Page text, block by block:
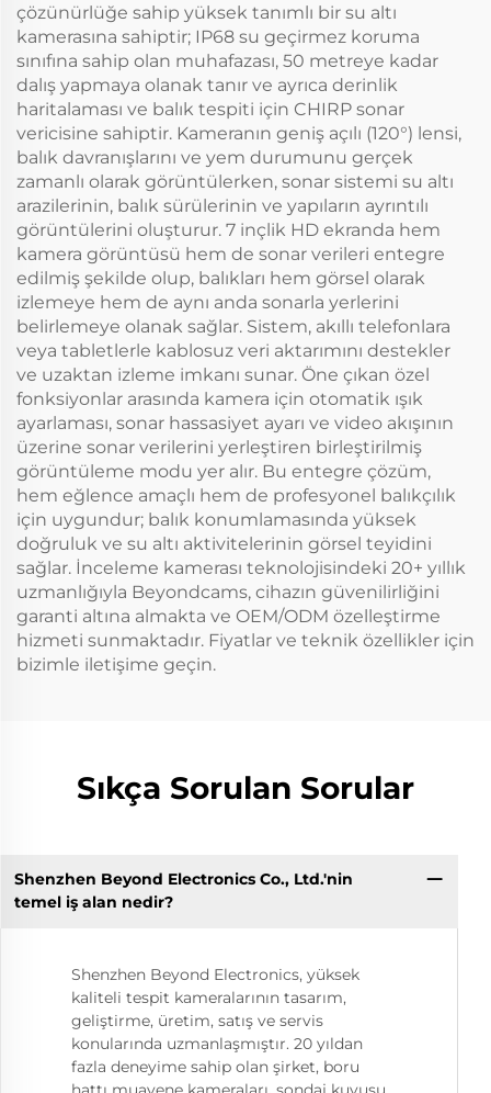
çözünürlüğe sahip yüksek tanımlı bir su altı
kamerasına sahiptir; IP68 su geçirmez koruma
sınıfına sahip olan muhafazası, 50 metreye kadar
dalış yapmaya olanak tanır ve ayrıca derinlik
haritalaması ve balık tespiti için CHIRP sonar
vericisine sahiptir. Kameranın geniş açılı (120°) lensi,
balık davranışlarını ve yem durumunu gerçek
zamanlı olarak görüntülerken, sonar sistemi su altı
arazilerinin, balık sürülerinin ve yapıların ayrıntılı
görüntülerini oluşturur. 7 inçlik HD ekranda hem
kamera görüntüsü hem de sonar verileri entegre
edilmiş şekilde olup, balıkları hem görsel olarak
izlemeye hem de aynı anda sonarla yerlerini
belirlemeye olanak sağlar. Sistem, akıllı telefonlara
veya tabletlerle kablosuz veri aktarımını destekler
ve uzaktan izleme imkanı sunar. Öne çıkan özel
fonksiyonlar arasında kamera için otomatik ışık
ayarlaması, sonar hassasiyet ayarı ve video akışının
üzerine sonar verilerini yerleştiren birleştirilmiş
görüntüleme modu yer alır. Bu entegre çözüm,
hem eğlence amaçlı hem de profesyonel balıkçılık
için uygundur; balık konumlamasında yüksek
doğruluk ve su altı aktivitelerinin görsel teyidini
sağlar. İnceleme kamerası teknolojisindeki 20+ yıllık
uzmanlığıyla Beyondcams, cihazın güvenilirliğini
garanti altına almakta ve OEM/ODM özelleştirme
hizmeti sunmaktadır. Fiyatlar ve teknik özellikler için
bizimle iletişime geçin.
Sıkça Sorulan Sorular
Shenzhen Beyond Electronics Co., Ltd.'nin
temel iş alan nedir?
Shenzhen Beyond Electronics, yüksek
kaliteli tespit kameralarının tasarım,
geliştirme, üretim, satış ve servis
konularında uzmanlaşmıştır. 20 yıldan
fazla deneyime sahip olan şirket, boru